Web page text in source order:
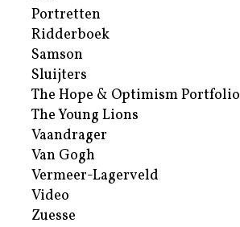
Portretten
Ridderboek
Samson
Sluijters
The Hope & Optimism Portfolio
The Young Lions
Vaandrager
Van Gogh
Vermeer-Lagerveld
Video
Zuesse